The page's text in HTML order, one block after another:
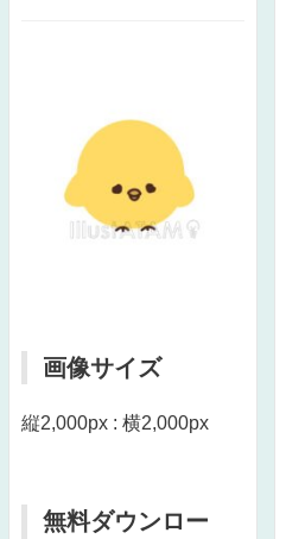
画像サイズ
縦2,000px : 横2,000px
無料ダウンロー